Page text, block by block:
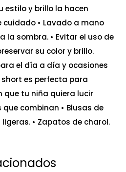
estilo y brillo la hacen
cuidado • Lavado a mano
la sombra. • Evitar el uso de
su color y brillo.
el día a día y ocasiones
es perfecta para
que tu niña quiera lucir
combinan • Blusas de
• Zapatos de charol.